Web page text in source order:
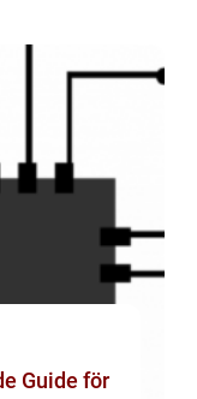
Guide för